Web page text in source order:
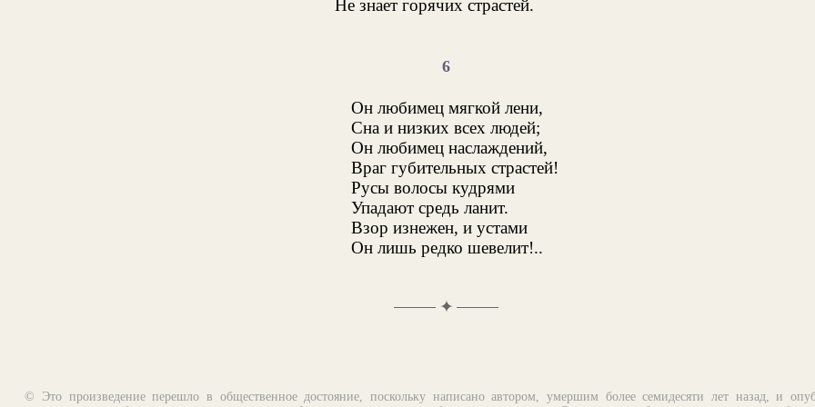
Не знает горячих страстей.
6
Он любимец мягкой лени,
Сна и низких всех людей;
Он любимец наслаждений,
Враг губительных страстей!
Русы волосы кудрями
Упадают средь ланит.
Взор изнежен, и устами
Он лишь редко шевелит!..
✦
© Это произведение перешло в общественное достояние, поскольку написано автором, умершим более семидесяти лет назад, и